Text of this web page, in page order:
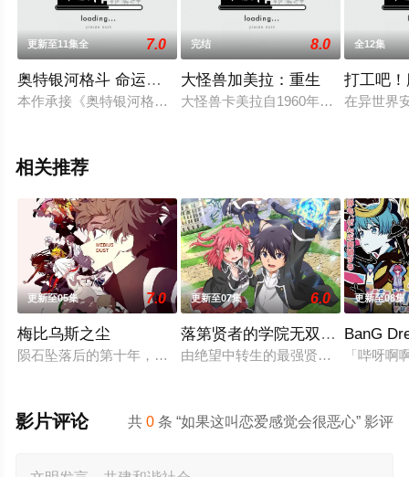
更新至11集全 7.0
奥特银河格斗 命运的冲突 普通话版
本作承接《奥特银河格斗2：巨大阴谋》，讲述奥特英雄们与
完结 8.0
大怪兽加美拉：重生
大怪兽卡美拉自1960年代登场起，
全12集
打工吧
在异世界
相关推荐
更新至05集 7.0
梅比乌斯之尘
陨石坠落后的第十年，由于巨大结晶释放出的神秘粒子“梅比乌
更新至07集 6.0
落第贤者的学院无双第二回转生
由绝望中转生的最强贤者，到400年
更新至08集
BanG
「哔呀
共0 条 “如果这叫恋爱感觉会很恶心” 影评
影片评论